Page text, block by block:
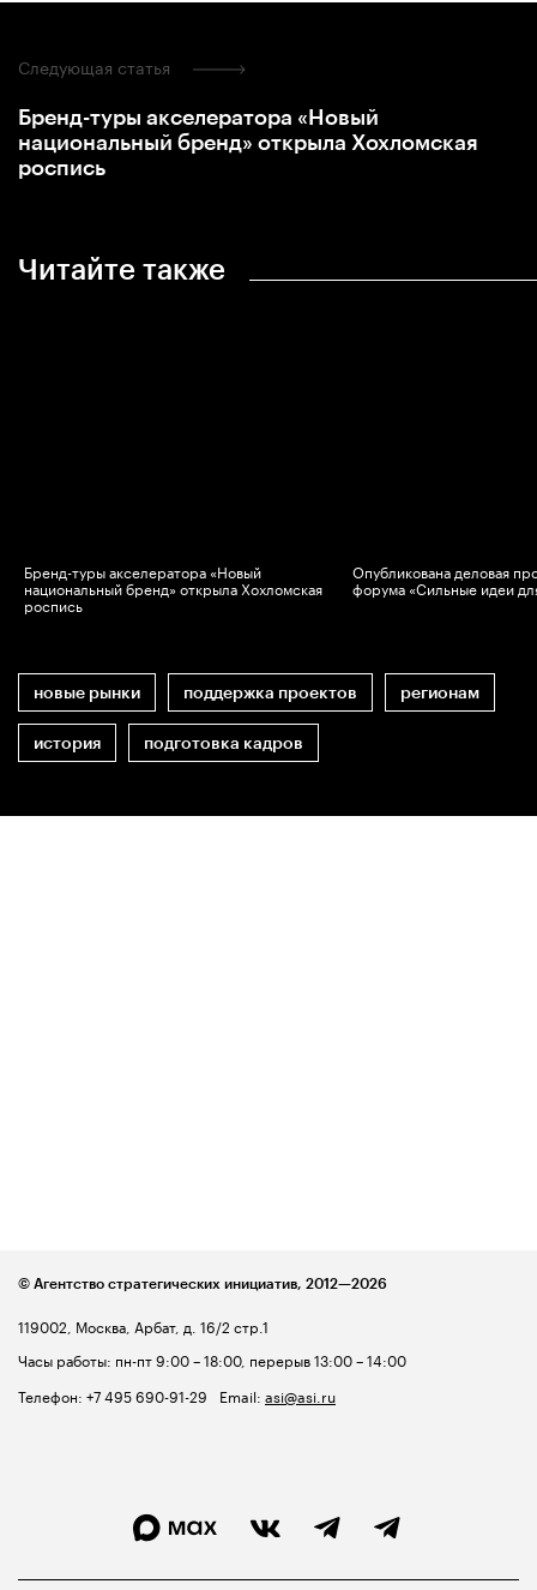
Читайте также
Бренд-туры акселератора «Новый
национальный бренд» открыла Хохломская
роспись
Опубликована деловая
форума «Сильные идеи
новые рынки поддержка проектов регионам
история подготовка кадров
Следующая статья
Бренд-туры акселератора «Новый
национальный бренд» открыла Хохломская
роспись
119002, Москва, Арбат, д. 16/2 стр.1
Часы работы: пн-пт 9:00 – 18:00, перерыв 13:00 – 14:00
Телефон: +7 495 690-91-29 Email: asi@asi.ru
© Агентство стратегических инициатив, 2012—2026